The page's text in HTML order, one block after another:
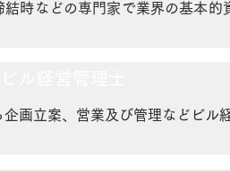
結時などの専門家で業界の基本的
企画立案、営業及び管理などビル